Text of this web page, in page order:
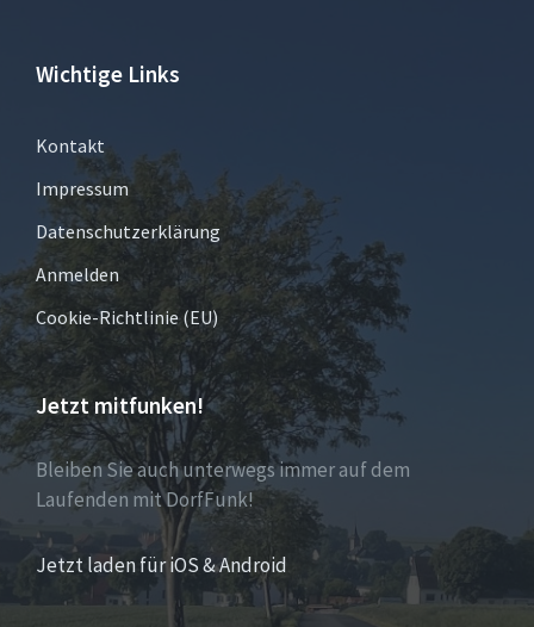
Wichtige Links
Kontakt
Impressum
Datenschutzerklärung
Anmelden
Cookie-Richtlinie (EU)
Jetzt mitfunken!
Bleiben Sie auch unterwegs immer auf dem
Laufenden mit DorfFunk!
Jetzt laden für iOS & Android